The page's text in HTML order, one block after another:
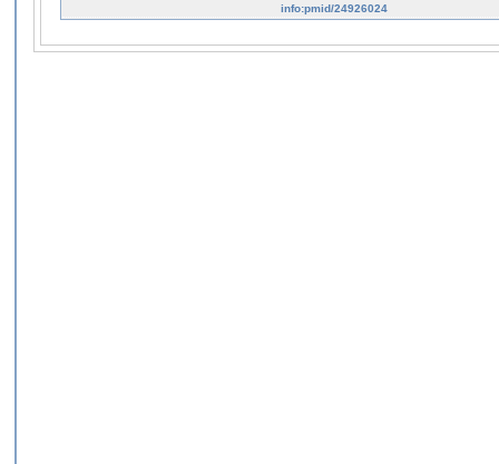
info:pmid/24926024